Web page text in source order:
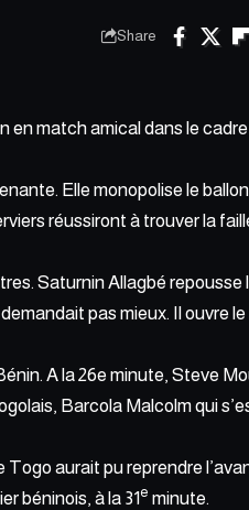
Share
en match amical dans le
Elle monopolise le
réussiront à trouver la
Saturnin Allagbé repousse
pas mieux. Il ouvre
A la 26e minute, Steve
Barcola Malcolm qui
aurait pu reprendre
béninois, à la 31e minute.